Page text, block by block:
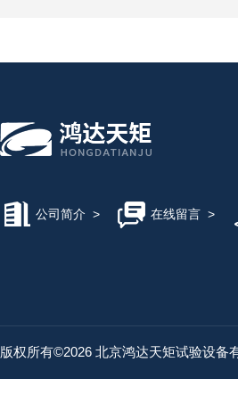
公司简介 > 在线留言>
版权所有©2026 北京鸿达天矩试验设